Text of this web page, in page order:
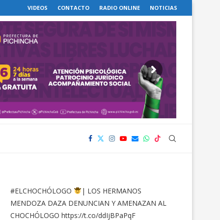
VIDEOS CONTACTO RADIO ONLINE NOTICIAS
#ELCHOCHÓLOGO
| LOS HERMANOS
MENDOZA DAZA DENUNCIAN Y AMENAZAN AL
CHOCHÓLOGO https://t.co/ddIjBPaPqF